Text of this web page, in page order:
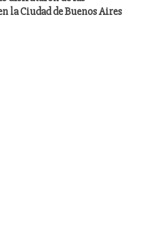
la Ciudad de Buenos Aires